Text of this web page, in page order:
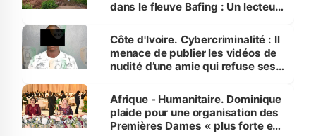
dans le fleuve Bafing : Un lecteur
des Transports
Côte d'Ivoire. Cybercriminalité : Il
menace de publier les vidéos de
nudité d’une amie qui refuse ses
Afrique - Humanitaire. Dominique
plaide pour une organisation des
Premières Dames « plus forte et